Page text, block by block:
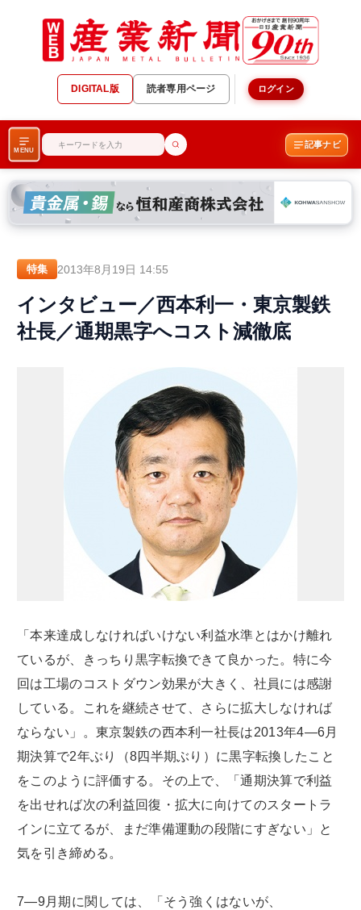
DIGITAL版 読者専用ページ ログイン
MENU
記事ナビ
特集 2013年8月19日 14:55
インタビュー／西本利一・東京製鉄
社長／通期黒字へコスト減徹底
「本来達成しなければいけない利益水準とはかけ離れ
ているが、きっちり黒字転換できて良かった。特に今
回は工場のコストダウン効果が大きく、社員には感謝
している。これを継続させて、さらに拡大しなければ
ならない」。東京製鉄の西本利一社長は2013年4―6月
期決算で2年ぶり（8四半期ぶり）に黒字転換したこと
をこのように評価する。その上で、「通期決算で利益
を出せれば次の利益回復・拡大に向けてのスタートラ
インに立てるが、まだ準備運動の段階にすぎない」と
気を引き締める。
7―9月期に関しては、「そう強くはないが、